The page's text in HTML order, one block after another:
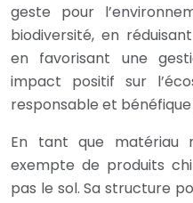
geste pour
biodiversité, en
en favorisant une
impact positif sur
responsable et
En tant que matériau
exempte de produits
pas le sol. Sa structure